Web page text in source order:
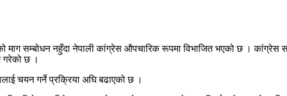
माग सम्बोधन नहुँदा नेपाली कांग्रेस औपचारिक रूपमा विभाजित भएको छ । कांग्रेस
गरेको छ ।
चयन गर्ने प्रक्रिया अघि बढाएको छ ।